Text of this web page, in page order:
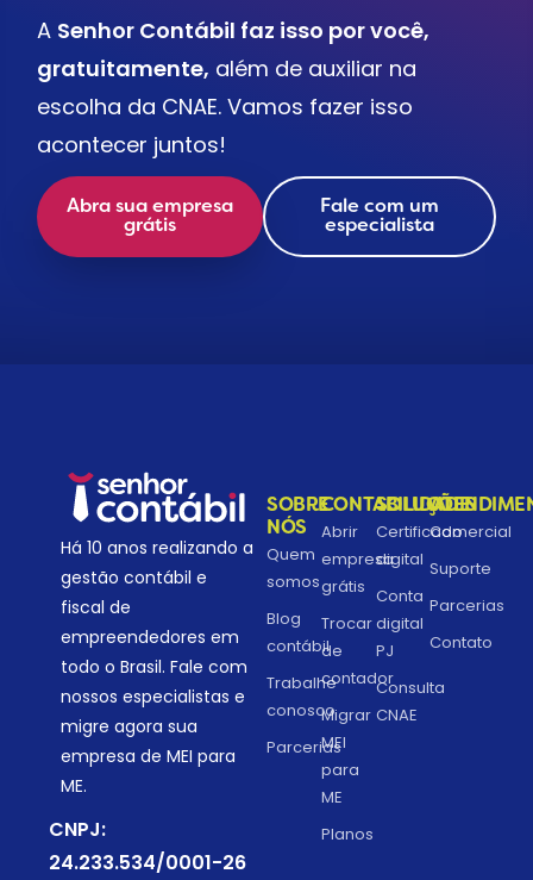
A Senhor Contábil faz isso por você,
gratuitamente, além de auxiliar na
escolha da CNAE. Vamos fazer isso
acontecer juntos!
Abra sua empresa
grátis
Fale com um
especialista
Há 10 anos realizando a
gestão contábil e
fiscal de
empreendedores em
todo o Brasil. Fale com
nossos especialistas e
migre agora sua
empresa de MEI para
ME.
CNPJ:
24.233.534/0001-26
SOBRE
NÓS
Quem
somos
Blog
contábil
Trabalhe
conosco
Parcerias
CONTABILIDADE
Abrir
empresa
grátis
Trocar
de
contador
Migrar
MEI
para
ME
Planos
SOLUÇÕES
Certificado
digital
Conta
digital
PJ
Consulta
CNAE
Comercial
Suporte
Parcerias
Contato